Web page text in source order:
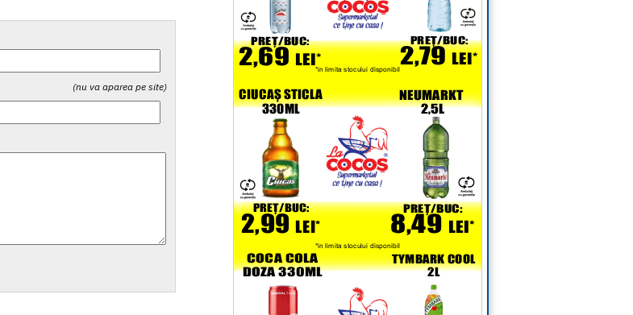
(nu va aparea pe site)